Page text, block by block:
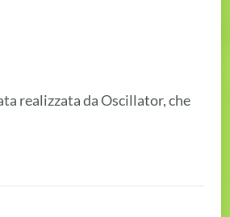
realizzata da Oscillator, che